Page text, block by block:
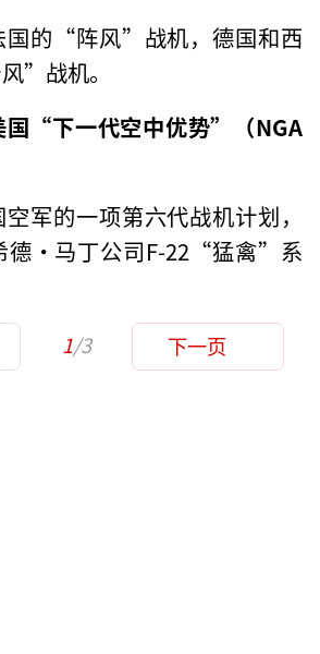
国的“阵风”战机，德国和西
”战机。
国“下一代空中优势”（NGA
军的一项第六代战机计划，
德·马丁公司F-22“猛禽”系
1/3 下一页